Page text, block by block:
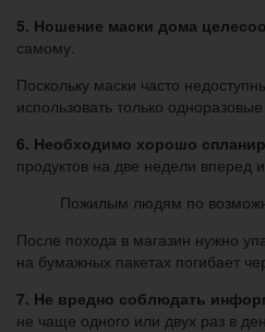
5. Ношение маски дома
самому.
Поскольку маски часто
использовать только
6. Необходимо хорошо
продуктов на две недели вперед
Пожилым людям по
После похода в магазин нужно
на бумажных пакетах погибает
7. Не вредно соблюдать
не чаще одного или двух раз в